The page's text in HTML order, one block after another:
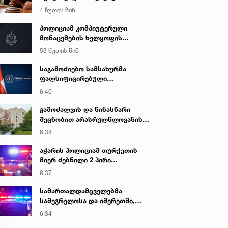
სასამართლო დღეს იმსჯელებს
4 წუთის წინ
პოლიციამ კომპიუტერული
მონაცემების ხელყოფის
ბრალდებით ერთი პირი დააკავა,
მეორის მიმართ კი
სისხლისსამართლებრივი დევნა
დაუსწრებლად დაიწყო
53 წუთის წინ
საგამოძიებო სამსახურმა
ფალსიფიცირებული
ალკოჰოლური სასმელებისა და
დამზადება-გასაღების ფაქტზე 3
პირი დააკავა
6:40
გამოძალვის და წინასწარი
შეცნობით არასრულწლოვანის
გამოსახულების შემცველი
დამზადების, შენახვისა და
გავრცელების ფაქტებზე, ერთ
6:38
აჭარის პოლიციამ თურქეთის
მიერ ძებნილი 2 პირი
ცეცხლსასროლი იარაღის
ტარებისა და საზღვრის უკანონო
კვეთის ბრალდებით დააკავა
6:37
სამართალდამცველებმა
სამეგრელოსა და იმერეთში,
ნარკოდანაშაულის ბრალდებით,
6:34